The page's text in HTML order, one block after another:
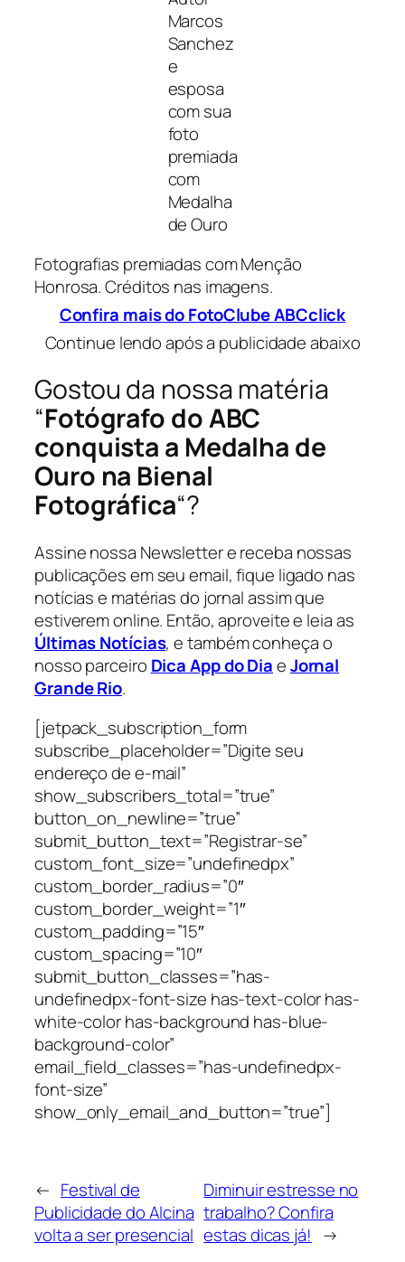
Marcos
Sanchez
e
esposa
com sua
foto
premiada
com
Medalha
de Ouro
Fotografias premiadas com Menção
Honrosa. Créditos nas imagens.
Confira mais do FotoClube ABCclick
Continue lendo após a publicidade abaixo
Gostou da nossa matéria
“Fotógrafo do ABC
conquista a Medalha de
Ouro na Bienal
Fotográfica“?
Assine nossa Newsletter e receba nossas
publicações em seu email, fique ligado nas
notícias e matérias do jornal assim que
estiverem online. Então, aproveite e leia as
Últimas Notícias, e também conheça o
nosso parceiro Dica App do DiaeJornal
Grande Rio.
[jetpack_subscription_form
subscribe_placeholder=”Digite seu
endereço de e-mail”
show_subscribers_total=”true”
button_on_newline=”true”
submit_button_text=”Registrar-se”
custom_font_size=”undefinedpx”
custom_border_radius=”0″
custom_border_weight=”1″
custom_padding=”15″
custom_spacing=”10″
submit_button_classes=”has-
undefinedpx-font-size has-text-color has-
white-color has-background has-blue-
background-color”
email_field_classes=”has-undefinedpx-
font-size”
show_only_email_and_button=”true”]
← Festival de
Publicidade do Alcina
volta a ser presencial
Diminuir estresse no
trabalho? Confira
estas dicas já! →